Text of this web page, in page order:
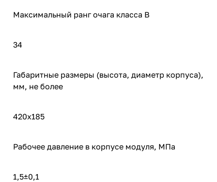
Максимальный ранг очага класса В
34
Габаритные размеры (высота, диаметр корпуса),
мм, не более
420х185
Рабочее давление в корпусе модуля, МПа
1,5±0,1